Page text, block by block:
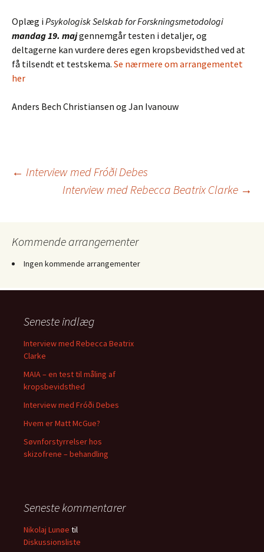
Oplæg i Psykologisk Selskab for Forskningsmetodologi
mandag 19. majgennemgår testen i detaljer, og
deltagerne kan vurdere deres egen kropsbevidsthed ved at
få tilsendt et testskema. Se nærmere om arrangementet
her
Anders Bech Christiansen og Jan Ivanouw
Indlægsnavigation
← Interview med Fróði Debes
Interview med Rebecca Beatrix Clarke →
Kommende arrangementer
Ingen kommende arrangementer
Seneste indlæg
Interview med Rebecca Beatrix
Clarke
MAIA – en test til måling af
kropsbevidsthed
Interview med Fróði Debes
Hvem er Matt McGue?
Søvnforstyrrelser hos
skizofrene – behandling
Seneste kommentarer
Nikolaj Lunøe til
Diskussionsliste